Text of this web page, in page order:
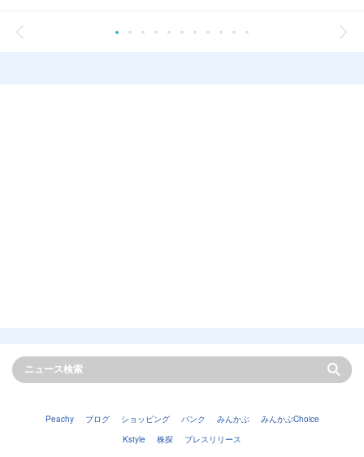
Peachy ブログ ショッピング バンク みんかぶ
みんかぶChoice
Kstyle
株探 プレスリリース